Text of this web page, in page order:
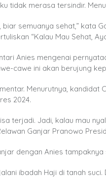
tidak merasa tersindir.
semuanya sehat,” kata
“Kalau Mau Sehat,
Anies mengenai
cawe ini akan berujung
Menurutnya,
2024.
terjadi. Jadi, kalau mau
Ganjar Pranowo
dengan Anies
ibadah Haji di tanah